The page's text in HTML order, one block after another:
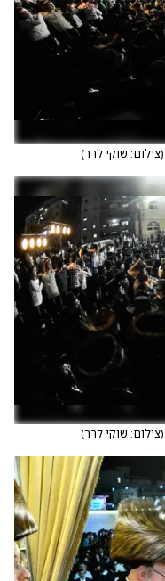
(צילום: שוקי לרר)
(צילום: שוקי לרר)